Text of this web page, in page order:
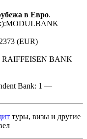
в Евро.
(EUR)
RAIFFEISEN BANK
Bank: 1 —
туры, визы и другие